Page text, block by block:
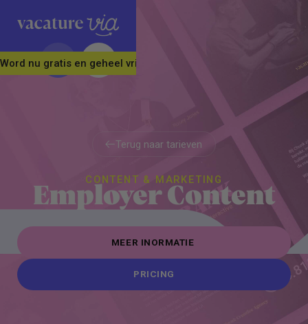
Word nu gratis en geheel vrijblijvend lid van ons Vacature Via
Terug naar tarieven
CONTENT & MARKETING
Employer Content
MEER INORMATIE
FLAGSHIP ACCOUNTS
PRICING